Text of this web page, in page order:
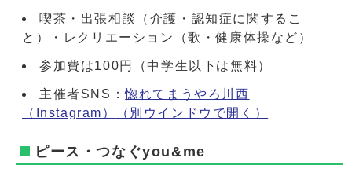
喫茶・出張相談（介護・認知症に関するこ
と）・レクリエーション（歌・健康体操など）
参加費は100円（中学生以下は無料）
主催者SNS：惚れてまうやろ川西
（Instagram）
（別ウインドウで開く）
ピース・つなぐyou&me